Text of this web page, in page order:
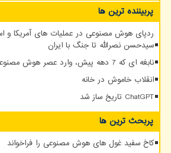
پربیننده ترین ها
ردپای هوش مصنوعی در عملیات های آمریکا و
سیدحسن نصرالله تا جنگ با ایران
نابغه ای که 7 دهه پیش، وارد عصر هوش مصنوعی شد
انقلاب خاموش در خانه
ChatGPT تاریخ ساز شد
پربحث ترین ها
کاخ سفید غول های هوش مصنوعی را فراخواند